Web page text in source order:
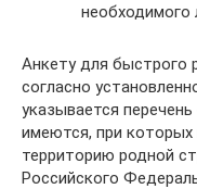
необходимого
Анкету для быстрого
согласно
указывается
имеются, при
территорию родной
Российского